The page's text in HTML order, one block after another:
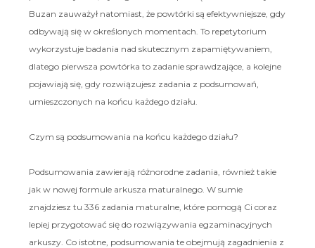
Buzan zauważył natomiast, że powtórki są efektywniejsze, gdy
odbywają się w określonych momentach. To repetytorium
wykorzystuje badania nad skutecznym zapamiętywaniem,
dlatego pierwsza powtórka to zadanie sprawdzające, a kolejne
pojawiają się, gdy rozwiązujesz zadania z podsumowań,
umieszczonych na końcu każdego działu.
Czym są podsumowania na końcu każdego działu?
Podsumowania zawierają różnorodne zadania, również takie
jak w nowej formule arkusza maturalnego. W sumie
znajdziesz tu 336 zadania maturalne, które pomogą Ci coraz
lepiej przygotować się do rozwiązywania egzaminacyjnych
arkuszy. Co istotne, podsumowania te obejmują zagadnienia z